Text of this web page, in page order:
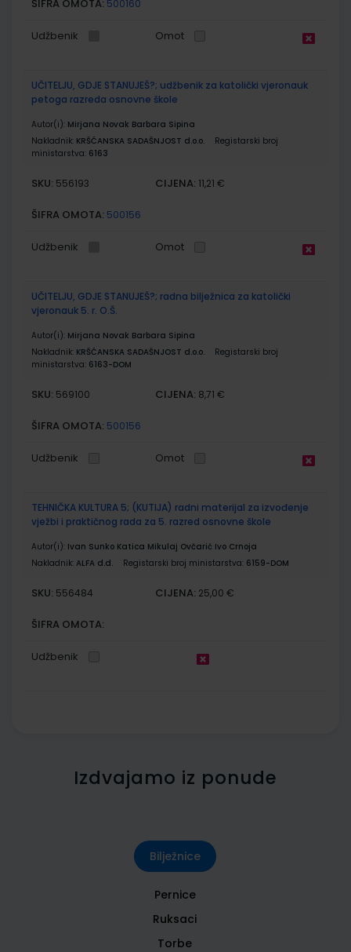
ŠIFRA OMOTA: 500160
Udžbenik Omot
UČITELJU, GDJE STANUJEŠ?; udžbenik za katolički vjeronauk
petoga razreda osnovne škole
Autor(i): Mirjana Novak Barbara Sipina
Nakladnik: KRŠĆANSKA SADAŠNJOST d.o.o.
Registarski broj
ministarstva: 6163
SKU: 556193 CIJENA: 11,21 €
ŠIFRA OMOTA: 500156
Udžbenik Omot
UČITELJU, GDJE STANUJEŠ?; radna bilježnica za katolički
vjeronauk 5. r. O.Š.
Autor(i): Mirjana Novak Barbara Sipina
Nakladnik: KRŠĆANSKA SADAŠNJOST d.o.o.
Registarski broj
ministarstva: 6163-DOM
SKU: 569100 CIJENA: 8,71 €
ŠIFRA OMOTA: 500156
Udžbenik Omot
TEHNIČKA KULTURA 5; (KUTIJA) radni materijal za izvođenje
vježbi i praktičnog rada za 5. razred osnovne škole
Autor(i): Ivan Sunko Katica Mikulaj Ovčarić Ivo Crnoja
Nakladnik: ALFA d.d. Registarski broj ministarstva: 6159-DOM
SKU: 556484 CIJENA: 25,00 €
ŠIFRA OMOTA:
Udžbenik
Izdvajamo iz ponude
Bilježnice
Pernice
Ruksaci
Torbe